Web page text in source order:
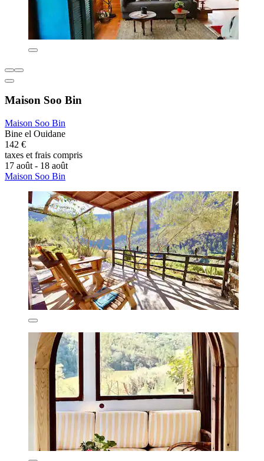
Maison Soo Bin
Maison Soo Bin
Bine el Ouidane
142 €
taxes et frais compris
17 août - 18 août
Maison Soo Bin